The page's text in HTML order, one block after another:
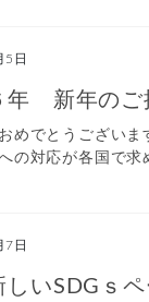
5日
年 新年のご
めでとうござい
の対応が各国で
7日
しいSDGｓ